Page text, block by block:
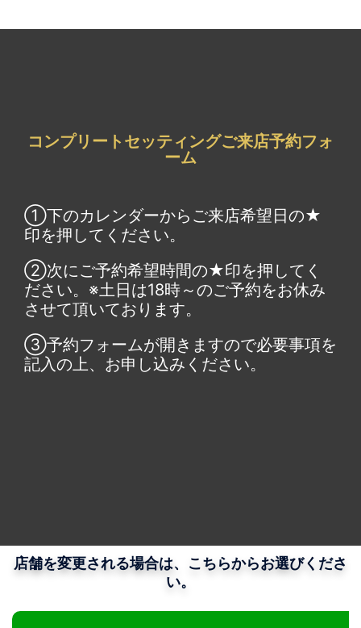
コンプリートセッティングご来店予約フォ
ーム
①下のカレンダーからご来店希望日の★
印を押してください。
②次にご予約希望時間の★印を押してく
ださい。※土日は18時～のご予約をお休み
させて頂いております。
③予約フォームが開きますので必要事項を
記入の上、お申し込みください。
店舗を変更される場合は、こちらからお選びくださ
い。